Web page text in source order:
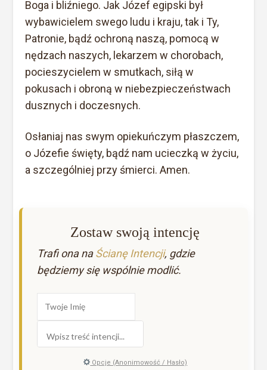
Boga i bliźniego. Jak Józef egipski był
wybawicielem swego ludu i kraju, tak i Ty,
Patronie, bądź ochroną naszą, pomocą w
nędzach naszych, lekarzem w chorobach,
pocieszycielem w smutkach, siłą w
pokusach i obroną w niebezpieczeństwach
dusznych i doczesnych.
Osłaniaj nas swym opiekuńczym płaszczem,
o Józefie święty, bądź nam ucieczką w życiu,
a szczególniej przy śmierci. Amen.
Zostaw swoją intencję
Trafi ona naŚcianę Intencji, gdzie
będziemy się wspólnie modlić.
Opcje (Anonimowość / Hasło)